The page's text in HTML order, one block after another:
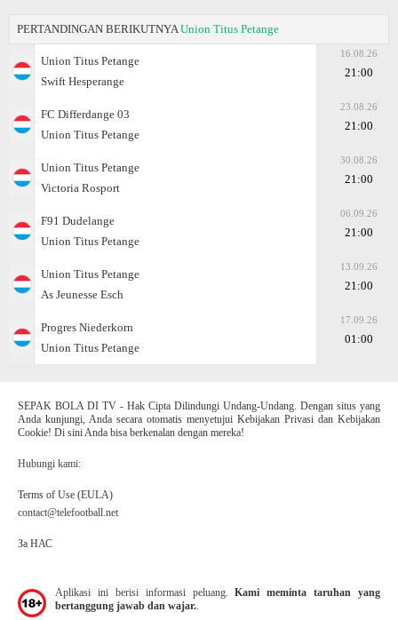
PERTANDINGAN BERIKUTNYA Union Titus Petange
Union Titus Petange
Swift Hesperange
16.08.26
21:00
FC Differdange 03
Union Titus Petange
23.08.26
21:00
Union Titus Petange
Victoria Rosport
30.08.26
21:00
F91 Dudelange
Union Titus Petange
06.09.26
21:00
Union Titus Petange
As Jeunesse Esch
13.09.26
21:00
Progres Niederkorn
Union Titus Petange
17.09.26
01:00
SEPAK BOLA DI TV - Hak Cipta Dilindungi Undang-Undang. Dengan situs yang
Anda kunjungi, Anda secara otomatis menyetujui Kebijakan Privasi dan Kebijakan
Cookie! Di sini Anda bisa berkenalan dengan mereka!
Hubungi kami:
Terms of Use (EULA)
contact@telefootball.net
За НАС
Aplikasi ini berisi informasi peluang.Kami meminta taruhan yang
bertanggung jawab dan wajar.